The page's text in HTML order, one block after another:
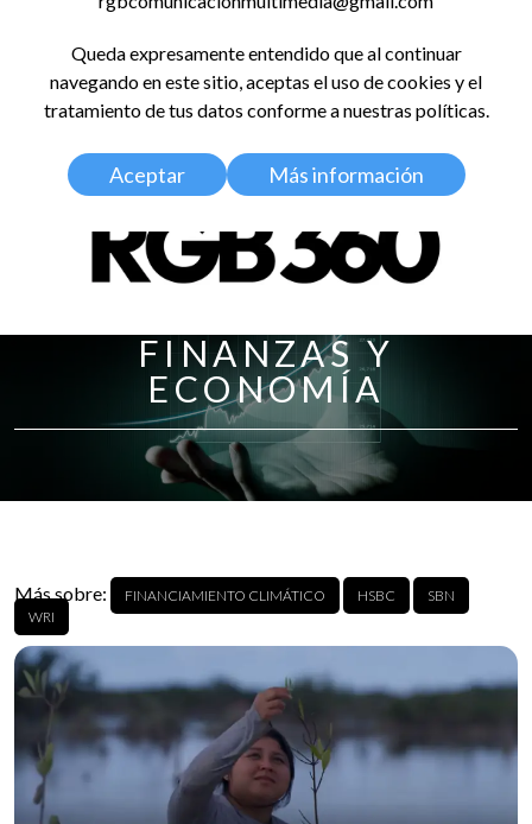
LinkedIn
RED GLOBAL
BALDOSA 360
FINANZAS Y
ECONOMÍA
Más sobre: FINANCIAMIENTO CLIMÁTICO HSBC
SBN
WRI
Queda expresamente entendido que al continuar
navegando en este sitio, aceptas el uso de cookies y el
tratamiento de tus datos conforme a nuestras políticas.
Aceptar Más información